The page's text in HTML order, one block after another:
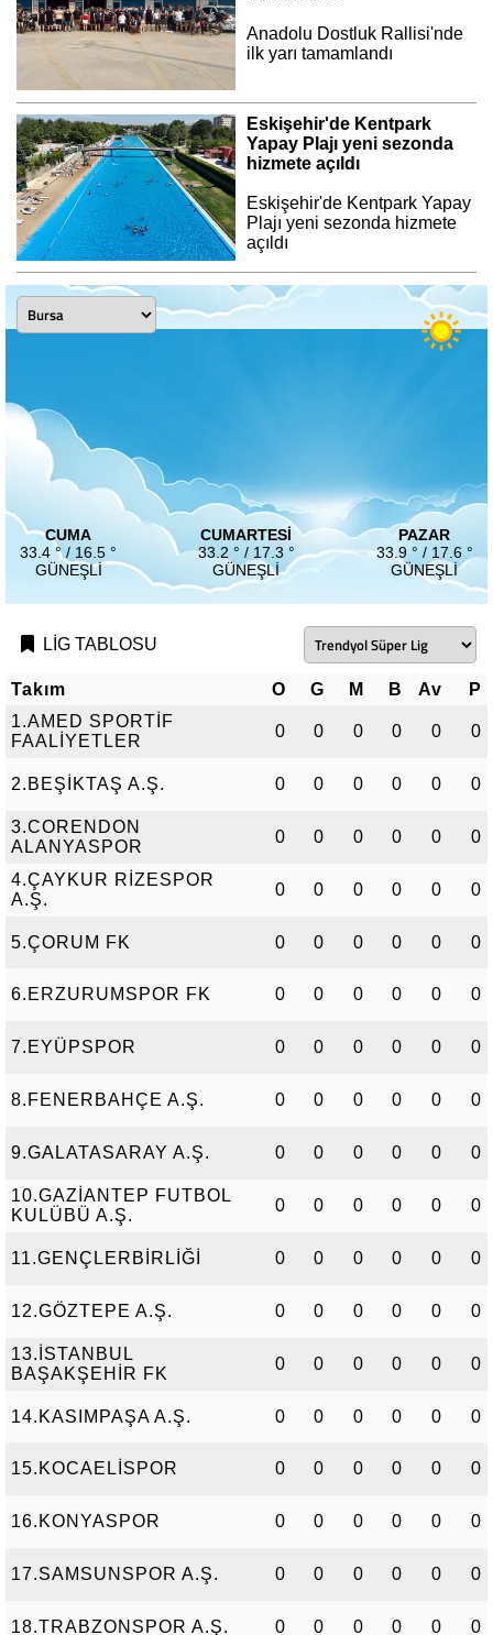
Anadolu Dostluk Rallisi'nde
ilk yarı tamamlandı
Eskişehir'de Kentpark
Yapay Plajı yeni sezonda
hizmete açıldı
Eskişehir'de Kentpark Yapay
Plajı yeni sezonda hizmete
açıldı
CUMA
33.4 ° / 16.5 °
GÜNEŞLI
CUMARTESI
33.2 ° / 17.3 °
GÜNEŞLI
PAZAR
33.9 ° / 17.6 °
GÜNEŞLI
LİG TABLOSU
Takım O G M B Av
P
1.AMED SPORTİF
FAALİYETLER
0 0 0 0 0 0
2.BEŞİKTAŞ A.Ş. 0 0 0 0 0 0
3.CORENDON
ALANYASPOR
0 0 0 0 0 0
4.ÇAYKUR RİZESPOR
A.Ş.
0 0 0 0 0 0
5.ÇORUM FK 0 0 0 0 0 0
6.ERZURUMSPOR FK 0 0 0 0 0 0
7.EYÜPSPOR 0 0 0 0 0 0
8.FENERBAHÇE A.Ş. 0 0 0 0 0 0
9.GALATASARAY A.Ş. 0 0 0 0 0 0
10.GAZİANTEP FUTBOL
KULÜBÜ A.Ş.
0 0 0 0 0 0
11.GENÇLERBİRLİĞİ 0 0 0 0 0 0
12.GÖZTEPE A.Ş. 0 0 0 0 0 0
13.İSTANBUL
BAŞAKŞEHİR FK
0 0 0 0 0 0
14.KASIMPAŞA A.Ş. 0 0 0 0 0 0
15.KOCAELİSPOR 0 0 0 0 0 0
16.KONYASPOR 0 0 0 0 0 0
17.SAMSUNSPOR A.Ş. 0 0 0 0 0 0
18.TRABZONSPOR A.Ş. 0 0 0 0 0 0